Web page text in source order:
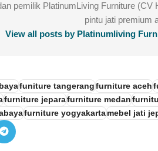
pemilik PlatinumLiving Furniture
pintu jati premium
View all posts by Platinumliving
funiture tangerang furniture aceh
furniture jeparafurniture medan
furniture yogyakartamebel jati